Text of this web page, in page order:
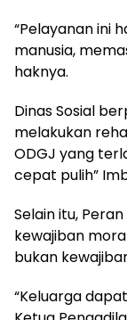
“Pelayanan ini
manusia,
haknya.
Dinas Sosial
melakukan
ODGJ yang
cepat pulih”
Selain itu,
kewajiban
bukan
“Keluarga